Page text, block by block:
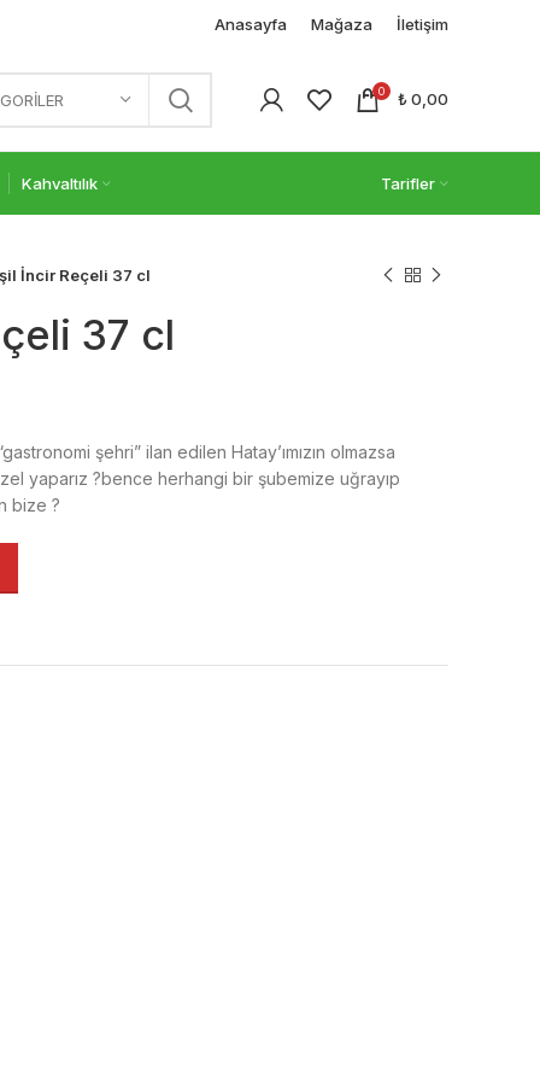
Anasayfa Mağaza İletişim
0 ₺0,00
Kahvaltılık Tarifler
İncir Reçeli 37 cl
37 cl
şehri” ilan edilen Hatay’ımızın olmazsa
yaparız ?bence herhangi bir şubemize uğrayıp
bize ?